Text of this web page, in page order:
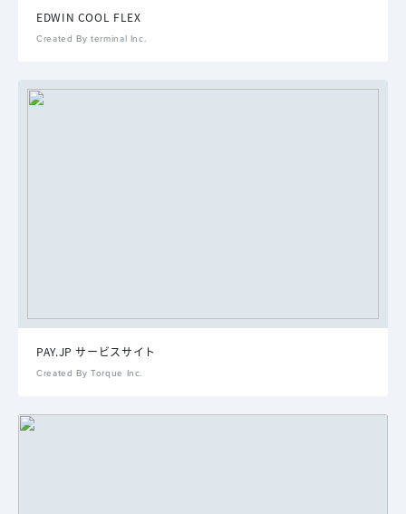
EDWIN COOL FLEX
Created By terminal Inc.
PAY.JP サービスサイト
Created By Torque Inc.